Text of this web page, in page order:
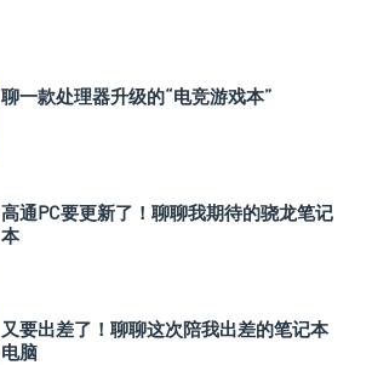
聊一款处理器升级的“电竞游戏本”
高通PC要更新了！聊聊我期待的骁龙笔记
本
又要出差了！聊聊这次陪我出差的笔记本
电脑